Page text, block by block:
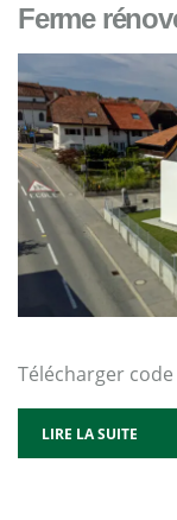
Ferme
Télécharger code
LIRE LA SUITE